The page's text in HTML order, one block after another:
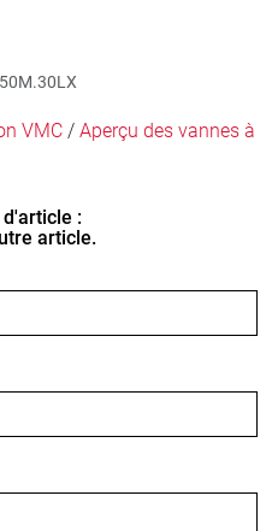
VMC / Aperçu des vannes à
:
article.